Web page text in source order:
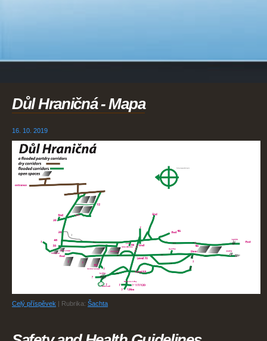
Důl Hraničná - Mapa
16. 10. 2019
Celý příspěvek | Rubrika: Šachta